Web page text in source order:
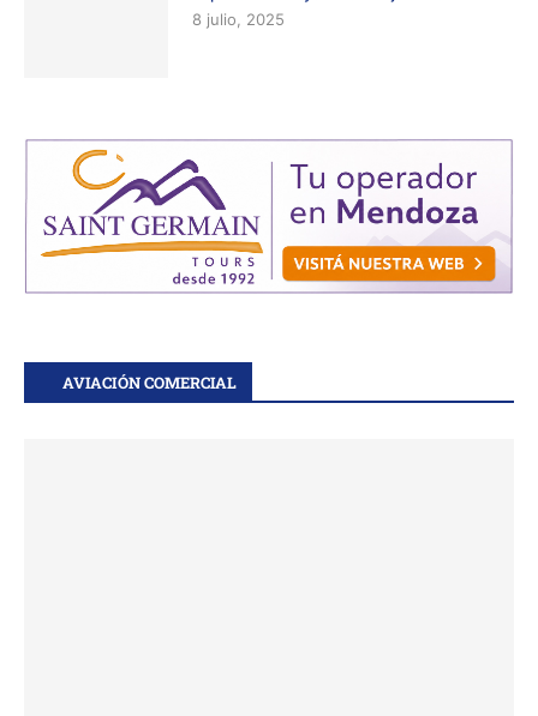
8 julio, 2025
AVIACIÓN COMERCIAL